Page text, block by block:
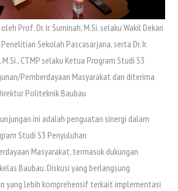
Prof. Dr. Ir. Suminah, M.Si. selaku Wakil Dekan
Sekolah Pascasarjana, serta Dr. Ir.
M.Si., CTMP selaku Ketua Program Studi S3
Pemberdayaan Masyarakat dan diterima
Politeknik Baubau
ini adalah penguatan sinergi dalam
Studi S3 Penyuluhan
Masyarakat, termasuk dukungan
Baubau. Diskusi yang berlangsung
yang lebih komprehensif terkait implementasi